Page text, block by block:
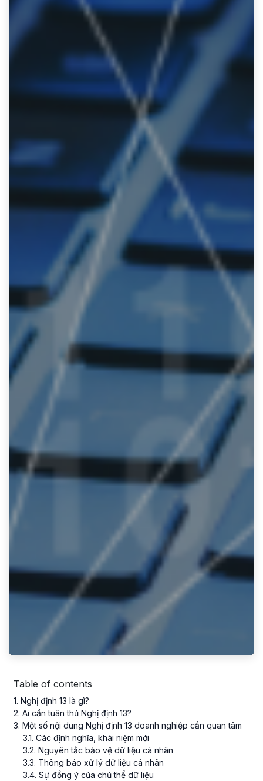
Table of contents
1. Nghị định 13 là gì?
2. Ai cần tuân thủ Nghị định 13?
3. Một số nội dung Nghị định 13 doanh nghiệp cần quan tâm
3.1. Các định nghĩa, khái niệm mới
3.2. Nguyên tắc bảo vệ dữ liệu cá nhân
3.3. Thông báo xử lý dữ liệu cá nhân
3.4. Sự đồng ý của chủ thể dữ liệu